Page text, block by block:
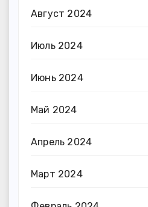
Август 2024
Июль 2024
Июнь 2024
Май 2024
Апрель 2024
Март 2024